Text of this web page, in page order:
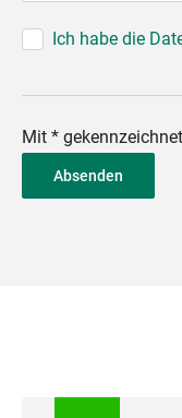
Ich habe die
Absenden
Mit *